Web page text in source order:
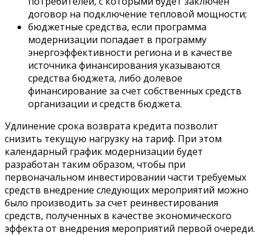
договор на подключение тепловой мощности;
бюджетные средства, если программа
модернизации попадает в программу
энергоэффективности региона и в качестве
источника финансирования указываются
средства бюджета, либо долевое
финансирование за счет собственных средств
организации и средств бюджета.
Удлинение срока возврата кредита позволит
снизить текущую нагрузку на тариф. При этом
календарный график модернизации будет
разработан таким образом, чтобы при
первоначальном инвестировании части требуемых
средств внедрение следующих мероприятий можно
было производить за счет реинвестирования
средств, полученных в качестве экономического
эффекта от внедрения мероприятий первой очереди.